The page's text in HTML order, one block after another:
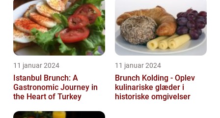
11 januar 2024
Istanbul Brunch: A
Gastronomic Journey in
the Heart of Turkey
11 januar 2024
Brunch Kolding - Oplev
kulinariske glæder i
historiske omgivelser